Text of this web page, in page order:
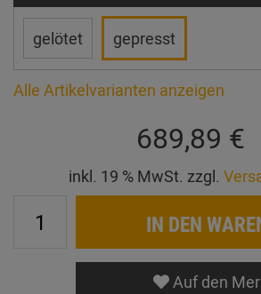
gelötet gepresst
Alle Artikelvarianten anzeigen
689,89 €
inkl. 19 % MwSt. zzgl.
IN DEN
Auf den